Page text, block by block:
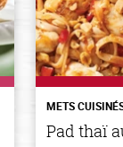
METS
Pad thaï